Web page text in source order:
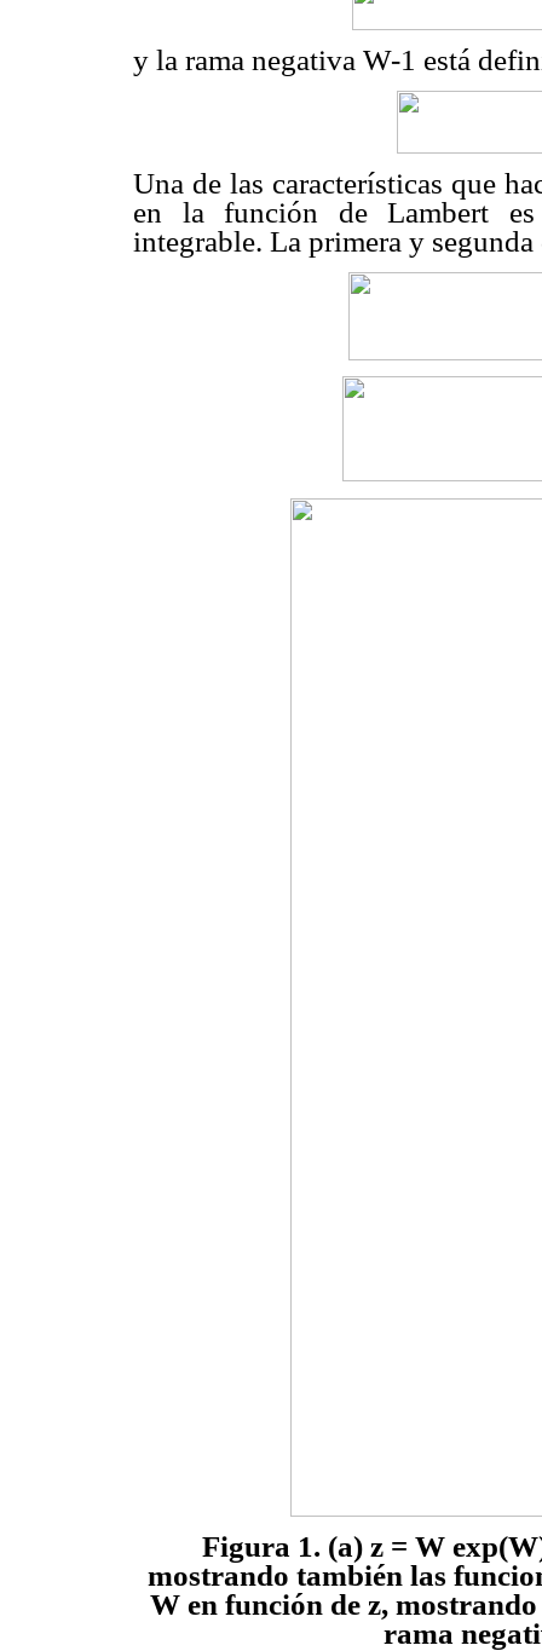
y la rama negativa W-1 está
Una de las características que
en la función de Lambert es
integrable. La primera y
Figura 1. (a) z = W
mostrando también las
W en función de z,
rama